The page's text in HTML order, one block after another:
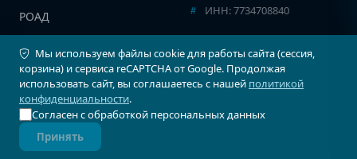
РОАД
ИНН: 7734708840
© 2026 Автостат Инфо. Все права защищены.
Карта сайтаСоглашение
Мы используем файлы cookie для работы сайта (сессия,
корзина) и сервиса reCAPTCHA от Google. Продолжая
использовать сайт, вы соглашаетесь с нашей политикой
конфиденциальности.
Согласен с обработкой персональных данных
Принять